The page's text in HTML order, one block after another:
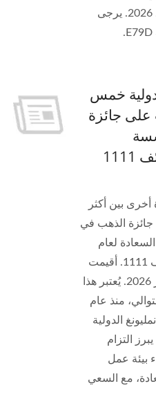
Frankfurt من 21 إلى 24 أبريل 2026. يرجى
خمس
على جائزة
"مؤسسة
أخرى بين أكثر
جائزة الذهب في
لعام
2025، التي نظمتها بنك الوظائف 1111. أقيمت
مراسم توزيع الجوائز في 9 يناير 2026. يُعتبر هذا
منذ عام
الدولية
التزام
بيئة عمل
مع السعي